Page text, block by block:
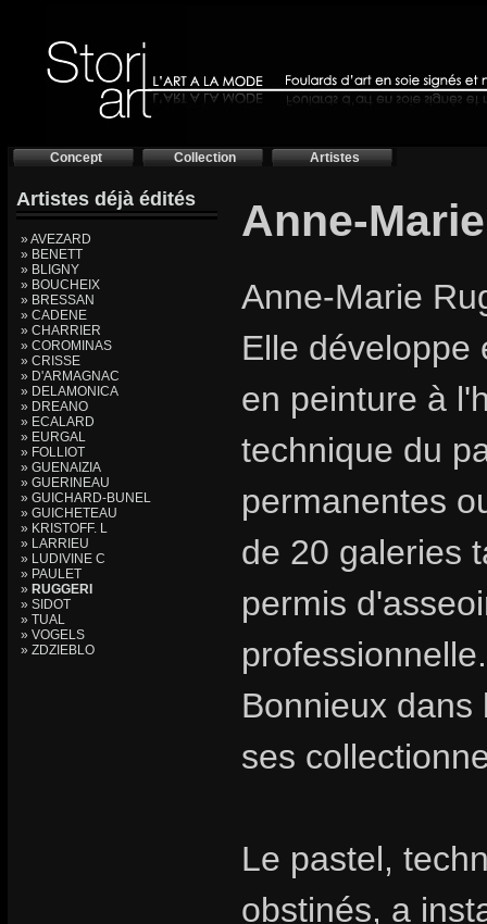
Concept Collection Artistes
Artistes déjà édités
» AVEZARD
» BENETT
» BLIGNY
» BOUCHEIX
» BRESSAN
» CADENE
» CHARRIER
» COROMINAS
» CRISSE
» D'ARMAGNAC
» DELAMONICA
» DREANO
» ECALARD
» EURGAL
» FOLLIOT
» GUENAIZIA
» GUERINEAU
» GUICHARD-BUNEL
» GUICHETEAU
» KRISTOFF. L
» LARRIEU
» LUDIVINE C
» PAULET
» RUGGERI
» SIDOT
» TUAL
» VOGELS
» ZDZIEBLO
Anne-
Anne-Marie
Elle développe
en peinture à
technique du
permanentes
de 20 galeries
permis
Bonnieux dans
ses
Le pastel,
obstinés, a